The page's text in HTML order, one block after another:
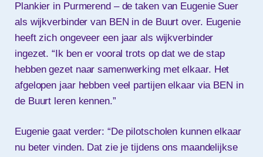
Plankier in Purmerend – de taken van Eugenie Suer
als wijkverbinder van BEN in de Buurt over. Eugenie
heeft zich ongeveer een jaar als wijkverbinder
ingezet. “Ik ben er vooral trots op dat we de stap
hebben gezet naar samenwerking met elkaar. Het
afgelopen jaar hebben veel partijen elkaar via BEN in
de Buurt leren kennen.”
Eugenie gaat verder: “De pilotscholen kunnen elkaar
nu beter vinden. Dat zie je tijdens ons maandelijkse